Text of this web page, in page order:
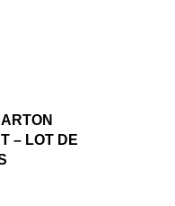
– LOT DE